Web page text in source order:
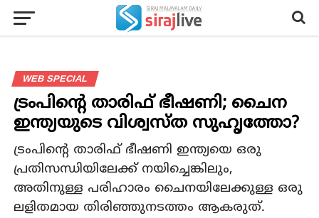
WEB SPECIAL
ട്രംപിന്റെ താരിഫ് ഭീഷണി; ചൈന
ഇന്ത്യയുടെ വിശ്വസ്ത സുഹൃത്തോ?
ട്രംപിന്റെ താരിഫ് ഭീഷണി ഇന്ത്യയെ ഒരു
പ്രതിസന്ധിയിലേക്ക് നയിച്ചെങ്കിലും,
അതിനുള്ള പരിഹാരം ചൈനയിലേക്കുള്ള ഒരു
ലളിതമായ തിരിഞ്ഞുനടത്തം ആകരുത്.